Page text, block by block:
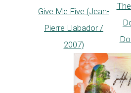
Give Me Five (Jean-
Pierre Llabador /
2007)